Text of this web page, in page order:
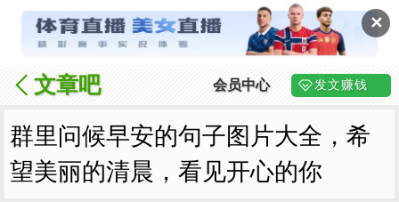
✕
文章吧 会员中心 发文赚钱
群里问候早安的句子图片大全，希
望美丽的清晨，看见开心的你